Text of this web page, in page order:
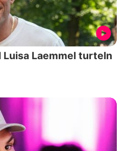
Luisa Laemmel turteln